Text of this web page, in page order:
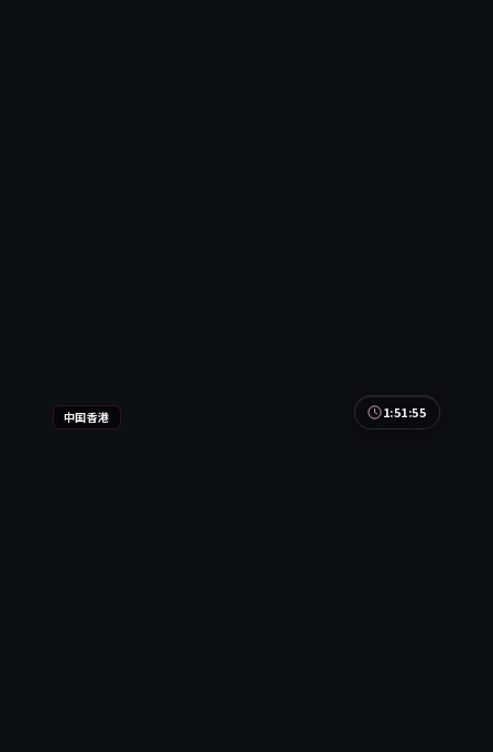
中国香港 1:51:55